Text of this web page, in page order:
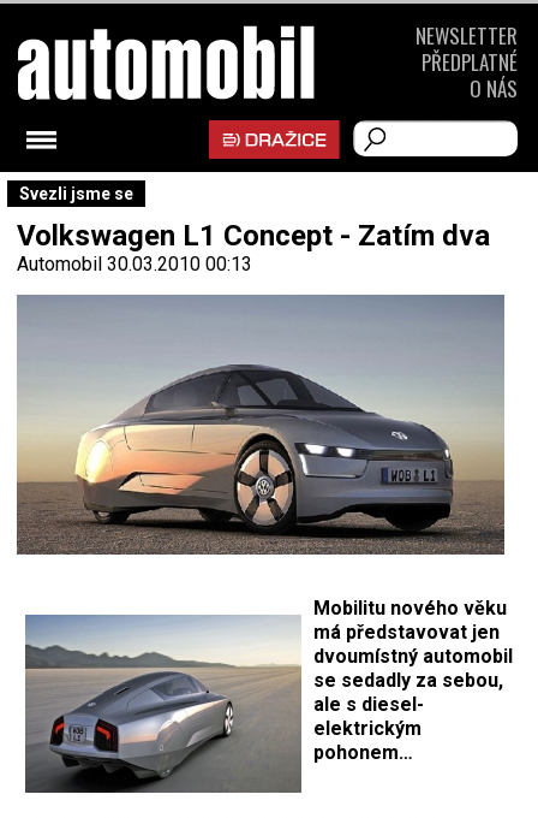
Svezli jsme se
Volkswagen L1 Concept - Zatím dva
Automobil 30.03.2010 00:13
Mobilitu nového věku
má představovat jen
dvoumístný automobil
se sedadly za sebou,
ale s diesel-
elektrickým
pohonem…
NEWSLETTER
PŘEDPLATNÉ
O NÁS